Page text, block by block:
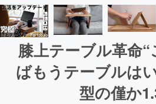
膝上テーブル革命
ばもうテーブルは
型の僅か